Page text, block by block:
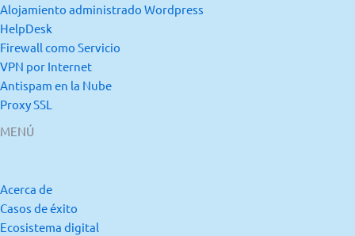
Alojamiento administrado Wordpress
HelpDesk
Firewall como Servicio
VPN por Internet
Antispam en la Nube
Proxy SSL
MENÚ
Acerca de
Casos de éxito
Ecosistema digital